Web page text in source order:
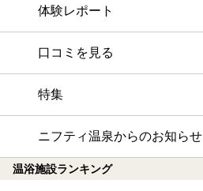
体験レポート
口コミを見る
特集
ニフティ温泉からのお知らせ
温浴施設ランキング